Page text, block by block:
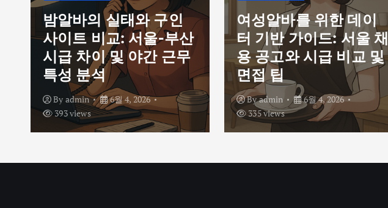
밤알바의 실태와 구인
사이트 비교: 서울-부산
시급 차이 및 야간 근무
특성 분석
By admin
6월 4, 2026
393 views
여성알바를 위한 데이
터 기반 가이드: 서울 채
용 공고와 시급 비교 및
면접 팁
Byadmin
6월 4, 2026
335 views